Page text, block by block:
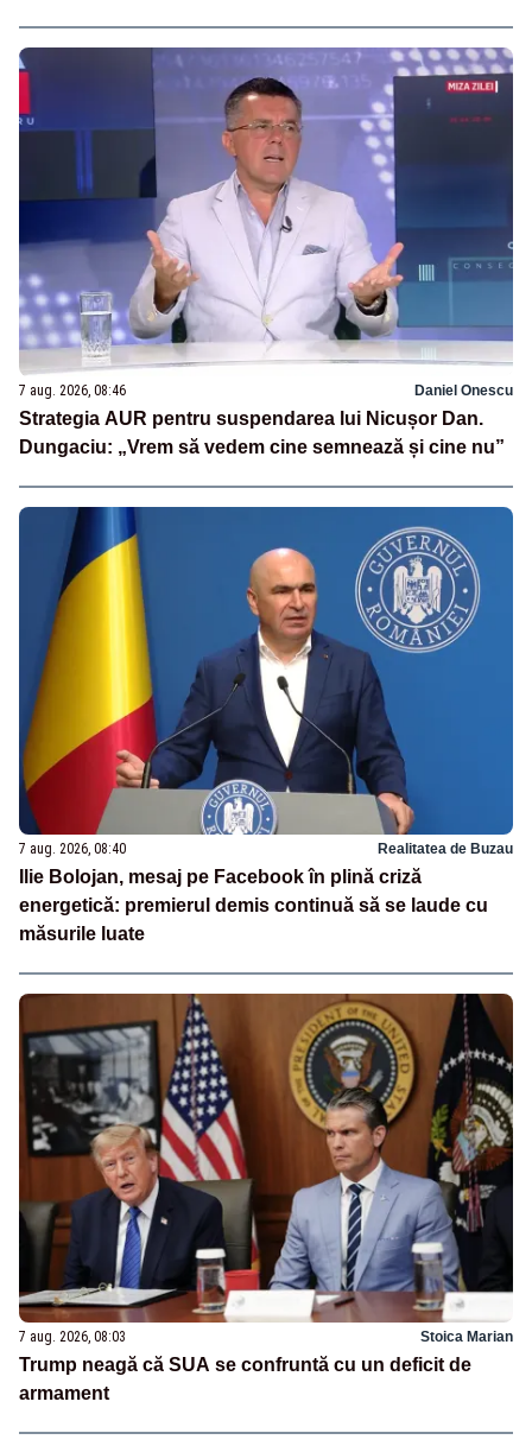
7 aug. 2026, 08:46 Daniel Onescu
Strategia AUR pentru suspendarea lui Nicușor Dan.
Dungaciu: „Vrem să vedem cine semnează și cine nu”
7 aug. 2026, 08:40 Realitatea de Buzau
Ilie Bolojan, mesaj pe Facebook în plină criză
energetică: premierul demis continuă să se laude cu
măsurile luate
7 aug. 2026, 08:03 Stoica Marian
Trump neagă că SUA se confruntă cu un deficit de
armament